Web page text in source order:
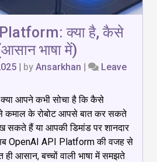
क्या है, कैसे
भाषा में)
| by Ansarkhan |
Leave
आपने कभी सोचा है कि कैसे
कमाल के रोबोट आपसे बात कर सकते
सकते हैं या आपकी डिमांड पर शानदार
OpenAI API Platform की वजह से
आसान, बच्चों वाली भाषा में समझते